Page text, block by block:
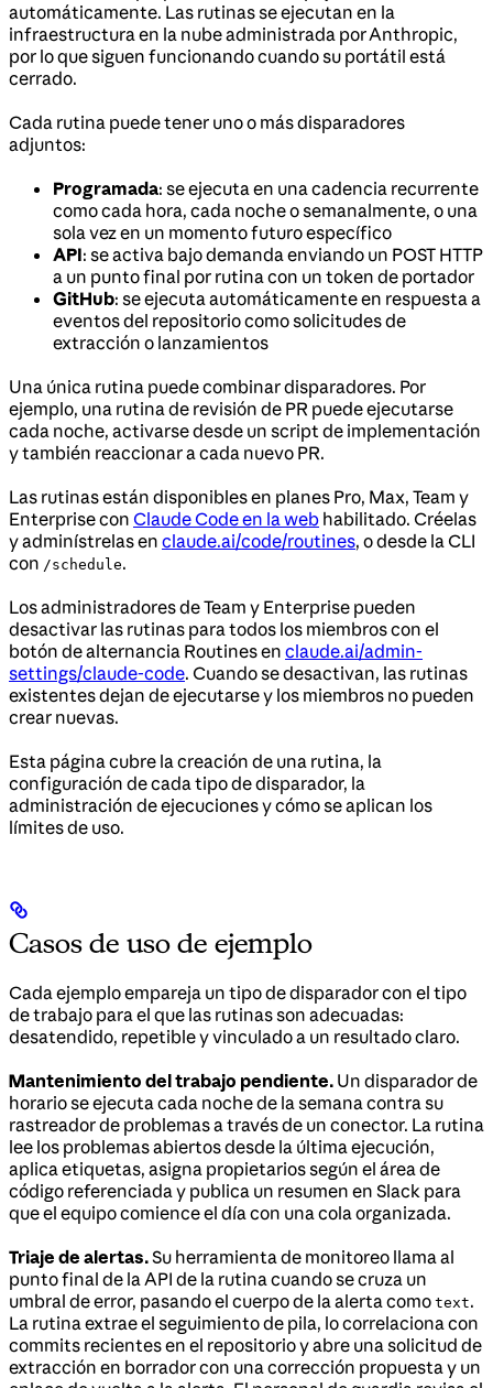
automáticamente. Las rutinas se ejecutan en la
infraestructura en la nube administrada por Anthropic,
por lo que siguen funcionando cuando su portátil está
cerrado.
Cada rutina puede tener uno o más disparadores
adjuntos:
Programada: se ejecuta en una cadencia recurrente
como cada hora, cada noche o semanalmente, o una
sola vez en un momento futuro específico
API: se activa bajo demanda enviando un POST HTTP
a un punto final por rutina con un token de portador
GitHub: se ejecuta automáticamente en respuesta a
eventos del repositorio como solicitudes de
extracción o lanzamientos
Una única rutina puede combinar disparadores. Por
ejemplo, una rutina de revisión de PR puede ejecutarse
cada noche, activarse desde un script de implementación
y también reaccionar a cada nuevo PR.
Las rutinas están disponibles en planes Pro, Max, Team y
Enterprise con Claude Code en la web habilitado. Créelas
y adminístrelas en claude.ai/code/routines, o desde la CLI
con /schedule.
Los administradores de Team y Enterprise pueden
desactivar las rutinas para todos los miembros con el
botón de alternancia Routines en claude.ai/admin-
settings/claude-code. Cuando se desactivan, las rutinas
existentes dejan de ejecutarse y los miembros no pueden
crear nuevas.
Esta página cubre la creación de una rutina, la
configuración de cada tipo de disparador, la
administración de ejecuciones y cómo se aplican los
límites de uso.
Casos de uso de ejemplo
Cada ejemplo empareja un tipo de disparador con el tipo
de trabajo para el que las rutinas son adecuadas:
desatendido, repetible y vinculado a un resultado claro.
Mantenimiento del trabajo pendiente. Un disparador de
horario se ejecuta cada noche de la semana contra su
rastreador de problemas a través de un conector. La rutina
lee los problemas abiertos desde la última ejecución,
aplica etiquetas, asigna propietarios según el área de
código referenciada y publica un resumen en Slack para
que el equipo comience el día con una cola organizada.
Triaje de alertas.Su herramienta de monitoreo llama al
punto final de la API de la rutina cuando se cruza un
umbral de error, pasando el cuerpo de la alerta como text.
La rutina extrae el seguimiento de pila, lo correlaciona con
commits recientes en el repositorio y abre una solicitud de
extracción en borrador con una corrección propuesta y un